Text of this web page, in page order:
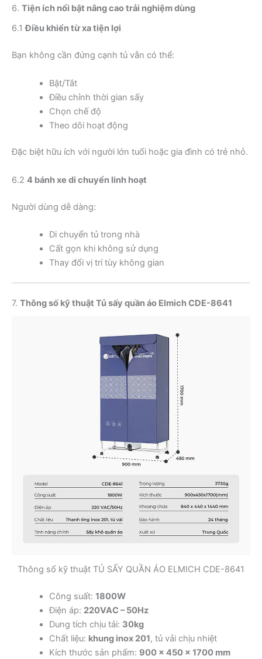
6. Tiện ích nổi bật nâng cao trải nghiệm dùng
6.1Điều khiển từ xa tiện lợi
Bạn không cần đứng cạnh tủ vẫn có thể:
Bật/Tắt
Điều chỉnh thời gian sấy
Chọn chế độ
Theo dõi hoạt động
Đặc biệt hữu ích với người lớn tuổi hoặc gia đình có trẻ nhỏ.
6.2 4 bánh xe di chuyển linh hoạt
Người dùng dễ dàng:
Di chuyển tủ trong nhà
Cất gọn khi không sử dụng
Thay đổi vị trí tùy không gian
7. Thông số kỹ thuật Tủ sấy quần áo Elmich CDE-8641
Thông số kỹ thuật TỦ SẤY QUẦN ÁO ELMICH CDE-8641
Công suất: 1800W
Điện áp: 220VAC – 50Hz
Dung tích chịu tải: 30kg
Chất liệu: khung inox 201, tủ vải chịu nhiệt
Kích thước sản phẩm: 900 x 450 x 1700 mm